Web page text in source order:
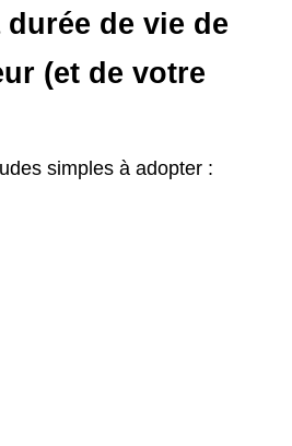
de vie de
(et de votre
simples à adopter :